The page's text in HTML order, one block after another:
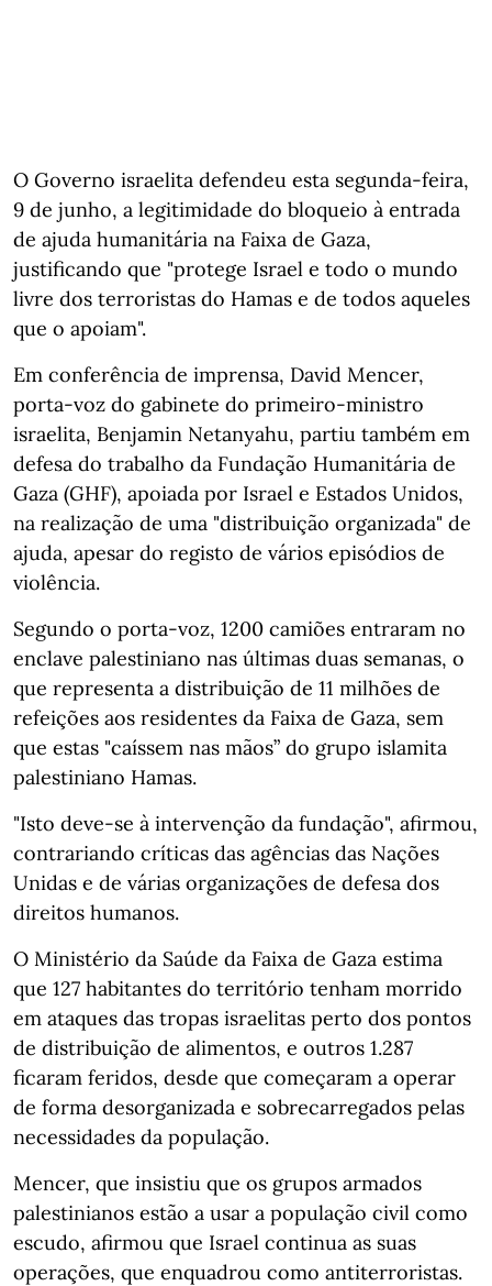
O Governo israelita defendeu esta segunda-feira,
9 de junho, a legitimidade do bloqueio à entrada
de ajuda humanitária na Faixa de Gaza,
justificando que "protege Israel e todo o mundo
livre dos terroristas do Hamas e de todos aqueles
que o apoiam".
Em conferência de imprensa, David Mencer,
porta-voz do gabinete do primeiro-ministro
israelita, Benjamin Netanyahu, partiu também em
defesa do trabalho da Fundação Humanitária de
Gaza (GHF), apoiada por Israel e Estados Unidos,
na realização de uma "distribuição organizada" de
ajuda, apesar do registo de vários episódios de
violência.
Segundo o porta-voz, 1200 camiões entraram no
enclave palestiniano nas últimas duas semanas, o
que representa a distribuição de 11 milhões de
refeições aos residentes da Faixa de Gaza, sem
que estas "caíssem nas mãos” do grupo islamita
palestiniano Hamas.
"Isto deve-se à intervenção da fundação", afirmou,
contrariando críticas das agências das Nações
Unidas e de várias organizações de defesa dos
direitos humanos.
O Ministério da Saúde da Faixa de Gaza estima
que 127 habitantes do território tenham morrido
em ataques das tropas israelitas perto dos pontos
de distribuição de alimentos, e outros 1.287
ficaram feridos, desde que começaram a operar
de forma desorganizada e sobrecarregados pelas
necessidades da população.
Mencer, que insistiu que os grupos armados
palestinianos estão a usar a população civil como
escudo, afirmou que Israel continua as suas
operações, que enquadrou como antiterroristas.